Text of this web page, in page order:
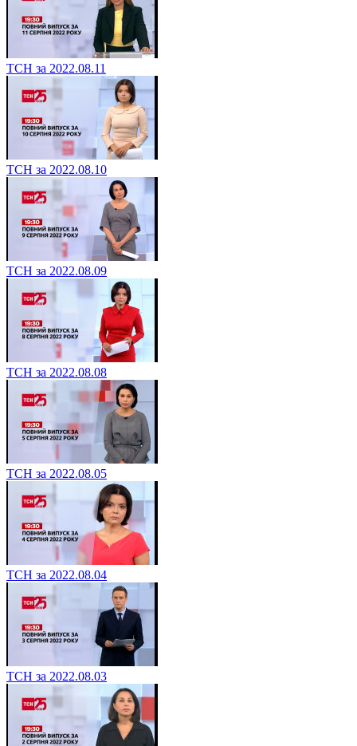
ТСН за 2022.08.11
ТСН за 2022.08.10
ТСН за 2022.08.09
ТСН за 2022.08.08
ТСН за 2022.08.05
ТСН за 2022.08.04
ТСН за 2022.08.03